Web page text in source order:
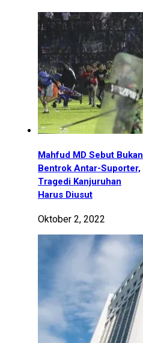
Mahfud MD Sebut Bukan
Bentrok Antar-Suporter,
Tragedi Kanjuruhan
Harus Diusut
Oktober 2, 2022